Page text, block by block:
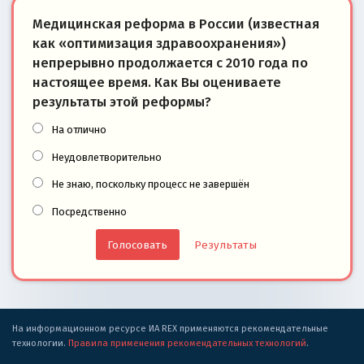
Медицинская реформа в России (известная
как «оптимизация здравоохранения»)
непрерывно продолжается с 2010 года по
настоящее время. Как Вы оцениваете
результаты этой реформы?
На отлично
Неудовлетворительно
Не знаю, поскольку процесс не завершён
Посредственно
Результаты
На информационном ресурсе ИА REX применяются рекомендательные
технологии. Правила применения рекомендательных технологий.